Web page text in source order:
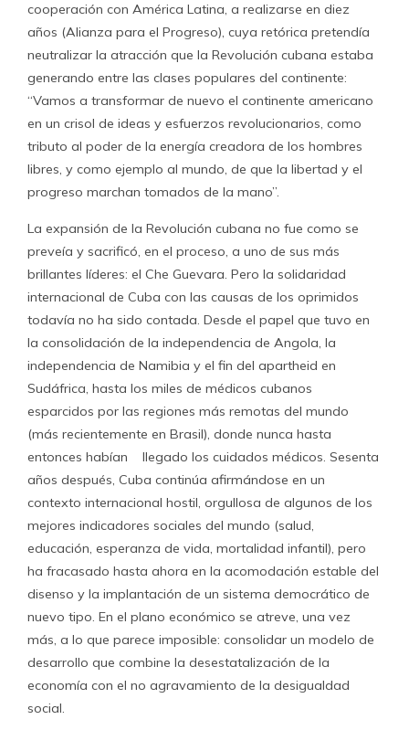
cooperación con América Latina, a realizarse en diez
años (Alianza para el Progreso), cuya retórica pretendía
neutralizar la atracción que la Revolución cubana estaba
generando entre las clases populares del continente:
“Vamos a transformar de nuevo el continente americano
en un crisol de ideas y esfuerzos revolucionarios, como
tributo al poder de la energía creadora de los hombres
libres, y como ejemplo al mundo, de que la libertad y el
progreso marchan tomados de la mano”.
La expansión de la Revolución cubana no fue como se
preveía y sacrificó, en el proceso, a uno de sus más
brillantes líderes: el Che Guevara. Pero la solidaridad
internacional de Cuba con las causas de los oprimidos
todavía no ha sido contada. Desde el papel que tuvo en
la consolidación de la independencia de Angola, la
independencia de Namibia y el fin del apartheid en
Sudáfrica, hasta los miles de médicos cubanos
esparcidos por las regiones más remotas del mundo
(más recientemente en Brasil), donde nunca hasta
entonces habían llegado los cuidados médicos. Sesenta
años después, Cuba continúa afirmándose en un
contexto internacional hostil, orgullosa de algunos de los
mejores indicadores sociales del mundo (salud,
educación, esperanza de vida, mortalidad infantil), pero
ha fracasado hasta ahora en la acomodación estable del
disenso y la implantación de un sistema democrático de
nuevo tipo. En el plano económico se atreve, una vez
más, a lo que parece imposible: consolidar un modelo de
desarrollo que combine la desestatalización de la
economía con el no agravamiento de la desigualdad
social.